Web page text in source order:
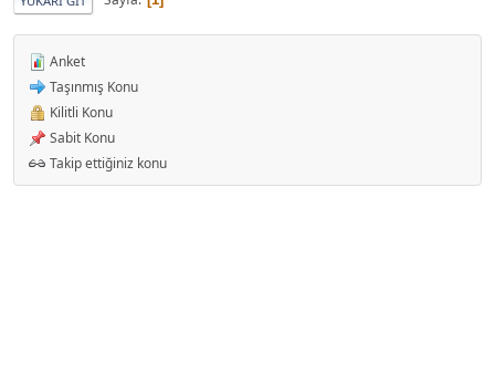
Anket
Taşınmış Konu
Kilitli Konu
Sabit Konu
Takip ettiğiniz konu